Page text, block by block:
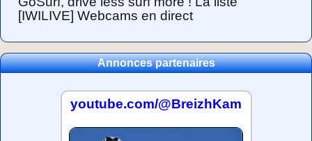
[IWILIVE] Webcams en direct
Annonces partenaires
youtube.com/@BreizhKam